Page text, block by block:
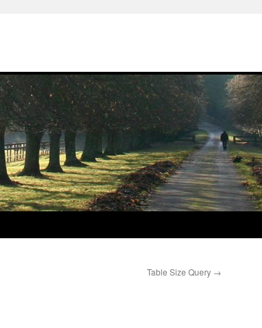
Table Size Query →